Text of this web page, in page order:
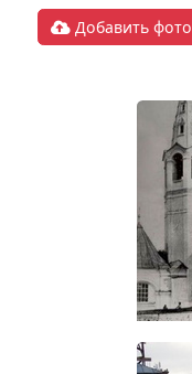
Добавить фото